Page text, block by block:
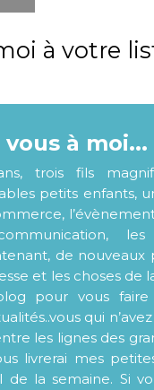
à votre
vous à moi...
trois fils
petits enfants,
de nouveaux
et les choses de
pour vous faire
qui
les lignes des
livrerai mes
de la semaine. Si